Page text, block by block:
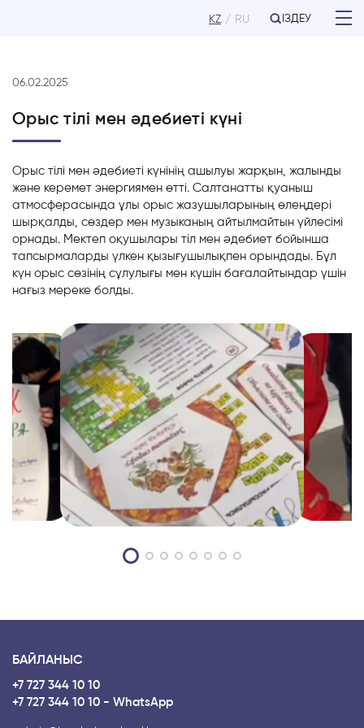
KZ RU ІЗДЕУ
06.02.2025
Орыс тілі мен әдебиеті күні
Орыс тілі мен әдебиеті күнінің ашылуы жарқын, жалынды
және керемет энергиямен өтті. Салтанатты қуаныш
атмосферасында ұлы орыс жазушыларының өлеңдері
шырқалды, сөздер мен музыканың айтылмайтын үйлесімі
орнады. Мектеп оқушылары тіл мен әдебиет бойынша
тапсырмаларды үлкен қызығушылықпен орындады. Бұл
күн орыс сөзінің сұлулығы мен күшін бағалайтындар үшін
нағыз мереке болды.
БАЙЛАНЫС
+7 727 344 10 10
+7 727 344 10 10 - WhatsApp